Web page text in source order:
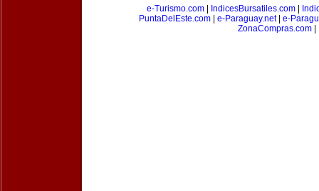
e-Turismo.com| IndicesBursatiles.com|
PuntaDelEste.com| e-Paraguay.net| e-
ZonaCompras.com